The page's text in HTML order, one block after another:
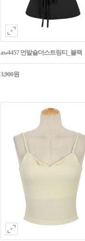
aw4457 언발숄더스트링티_블랙
3,900원